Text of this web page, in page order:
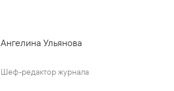
Ангелина Ульянова
Шеф-редактор журнала